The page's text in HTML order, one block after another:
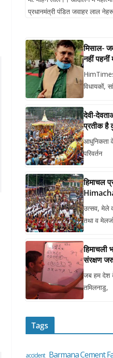
प्रधानमंत्री पंडित जवाहर लाल
मिसाल-
नहीं
विधायकों,
देवी-
प्रतीक है
आधुनिकता
परिवर्तन
हिमाचल
उत्सव, मेले
तथा व
हिमाचली भाषा की
संरक्षण
जब हम देश
तमिलनाडु,
Tags
accident Barmana Cement